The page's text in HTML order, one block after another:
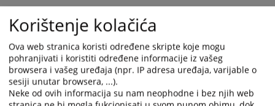
to
interact
with
the
calendar
and
select
a
to
interact
with
the
calendar
and
select
a
Korištenje kolačića
Ova web stranica koristi određene skripte koje mogu
pohranjivati i koristiti određene informacije iz vašeg
browsera i vašeg uređaja (npr. IP adresa uređaja, varijable o
sesiji unutar browsera, ...).
Neke od ovih informacija su nam neophodne i bez njih web